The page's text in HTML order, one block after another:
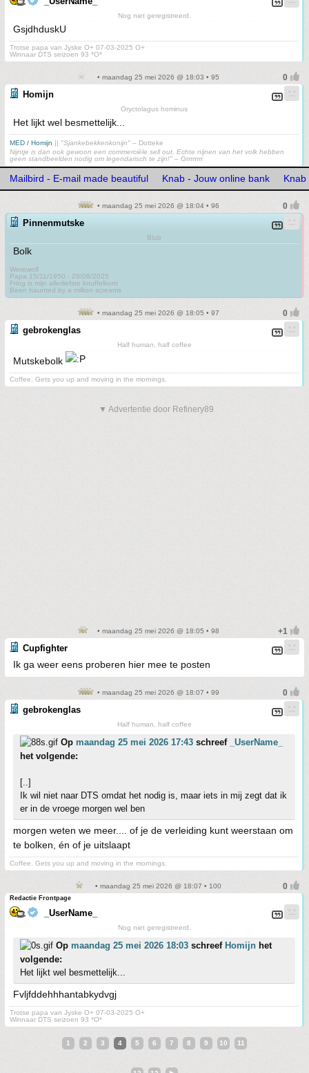
Nog niet geregistreerd.
GsjdhduskU
Trotse papa van Jyske O+ 07-03-2025 O+
Winnaar DTS seizoen 93 *O*
• maandag 25 mei 2026 @ 18:03 • 95
Homijn
Oryctolagus hominus
Het lijkt wel besmettelijk...
MED / Homijn || "Sjankebekkenkonijn" – Dotteke
Nijntje is dan ook gewoon een commerciële sell out. Echte nijnen van het volk hebben
geen standbeelden nodig om legendarisch te zijn!" – Grrrrrrrr
Mailbird - E-mail made beautiful Knab - Jouw online bank
• maandag 25 mei 2026 @ 18:04 • 96
Pinnenmutske
Blub
Bolk
Werewolf
Papa 15/11/1950 - 29/08/2025
Fring is mijn allerliefste knuffelkont
Been haunted by a million screams
• maandag 25 mei 2026 @ 18:05 • 97
gebrokenglas
Half human, half coffee
Mutskebolk
Coffee. Gets you up and moving in the mornings.
▼ Advertentie door Refinery89
• maandag 25 mei 2026 @ 18:05 • 98
Cupfighter
Ik ga weer eens proberen hier mee te posten
• maandag 25 mei 2026 @ 18:07 • 99
gebrokenglas
Half human, half coffee
Op maandag 25 mei 2026 17:43 schreef
_UserName_
het volgende:
[..]
Ik wil niet naar DTS omdat het nodig is, maar iets in mij zegt dat ik
er in de vroege morgen wel ben
morgen weten we meer.... of je de verleiding kunt weerstaan om
te bolken, én of je uitslaapt
Coffee. Gets you up and moving in the mornings.
• maandag 25 mei 2026 @ 18:07 • 100
Redactie Frontpage
_UserName_
Nog niet geregistreerd.
Op maandag 25 mei 2026 18:03 schreef Homijn het
volgende:
Het lijkt wel besmettelijk...
Fvljfddehhhantabkydvgj
Trotse papa van Jyske O+ 07-03-2025 O+
Winnaar DTS seizoen 93 *O*
1 2 3 4 5 6 7 8 9 10 11